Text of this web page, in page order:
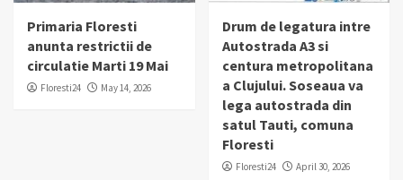
Primaria Floresti
anunta restrictii de
circulatie Marti 19 Mai
Floresti24 May 14, 2026
Drum de legatura intre
Autostrada A3 si
centura metropolitana
a Clujului. Soseaua va
lega autostrada din
satul Tauti, comuna
Floresti
Floresti24 April 30, 2026